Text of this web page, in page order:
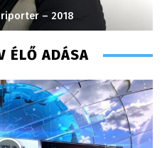
riporter – 2018
ÉLŐ ADÁSA